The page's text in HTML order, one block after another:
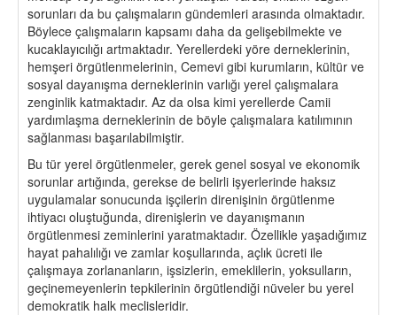
sorunları da bu çalışmaların gündemleri arasında olmaktadır.
Böylece çalışmaların kapsamı daha da gelişebilmekte ve
kucaklayıcılığı artmaktadır. Yerellerdeki yöre derneklerinin,
hemşeri örgütlenmelerinin, Cemevi gibi kurumların, kültür ve
sosyal dayanışma derneklerinin varlığı yerel çalışmalara
zenginlik katmaktadır. Az da olsa kimi yerellerde Camii
yardımlaşma derneklerinin de böyle çalışmalara katılımının
sağlanması başarılabilmiştir.
Bu tür yerel örgütlenmeler, gerek genel sosyal ve ekonomik
sorunlar artığında, gerekse de belirli işyerlerinde haksız
uygulamalar sonucunda işçilerin direnişinin örgütlenme
ihtiyacı oluştuğunda, direnişlerin ve dayanışmanın
örgütlenmesi zeminlerini yaratmaktadır. Özellikle yaşadığımız
hayat pahalılığı ve zamlar koşullarında, açlık ücreti ile
çalışmaya zorlananların, işsizlerin, emeklilerin, yoksulların,
geçinemeyenlerin tepkilerinin örgütlendiği nüveler bu yerel
demokratik halk meclisleridir.